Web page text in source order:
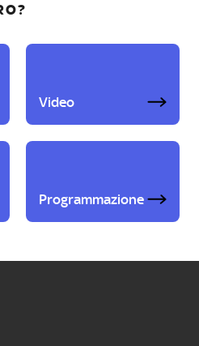
Video
Programmazione